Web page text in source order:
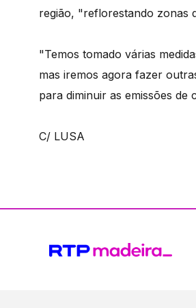
região, "reflorestando zonas
"Temos tomado várias
mas iremos agora fazer
para diminuir as emissões de
C/ LUSA